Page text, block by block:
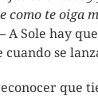
como te oiga
A Sole hay
cuando se
que